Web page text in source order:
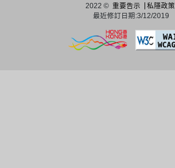
2022 © 重要告示
私隱政策
最近修訂日期:3/12/2019